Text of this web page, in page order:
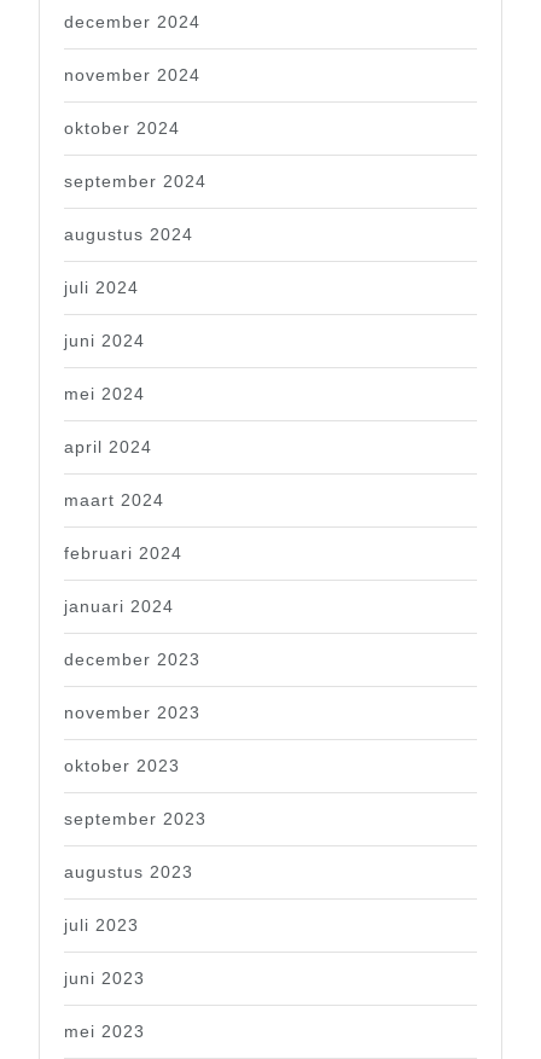
december 2024
november 2024
oktober 2024
september 2024
augustus 2024
juli 2024
juni 2024
mei 2024
april 2024
maart 2024
februari 2024
januari 2024
december 2023
november 2023
oktober 2023
september 2023
augustus 2023
juli 2023
juni 2023
mei 2023